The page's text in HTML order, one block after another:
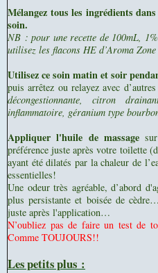
Mélangez tous les ingrédients
soin.
NB : pour une recette de 100mL,
utilisez les flacons HE d’Aroma
Utilisez ce soin matin et soir
puis arrêtez ou relayez avec
décongestionnante, citron
inflammatoire, géranium type
Appliquer l'huile de massage
préférence juste après votre toilette
ayant été dilatés par la chaleur de
essentielles!
Une odeur très agréable, d’abord
plus persistante et boisée de
juste après l'application…
N’oubliez pas de faire un test de
Comme TOUJOURS!!
Les petits plus :